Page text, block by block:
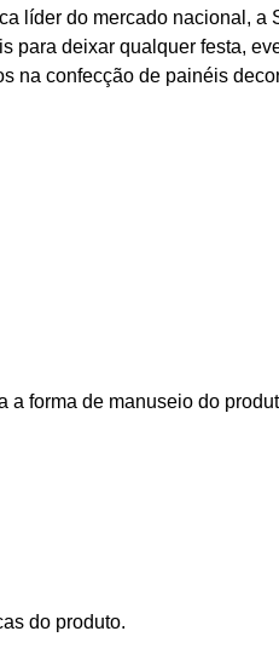
líder do mercado nacional, a
para deixar qualquer festa,
na confecção de painéis
forma de manuseio do
do produto.